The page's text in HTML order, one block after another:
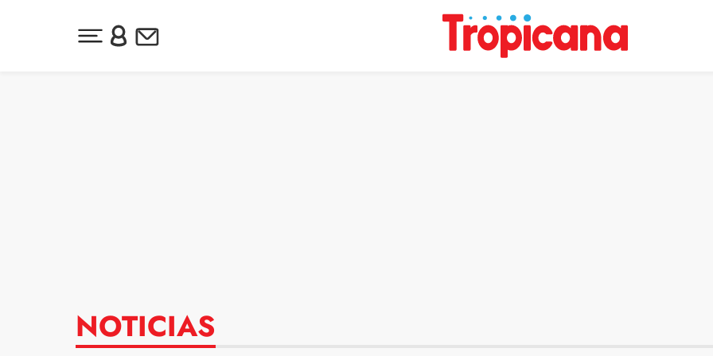
Desplegar menú principal
Inicia sesión o regístrate
Newsletter
NOTICIAS